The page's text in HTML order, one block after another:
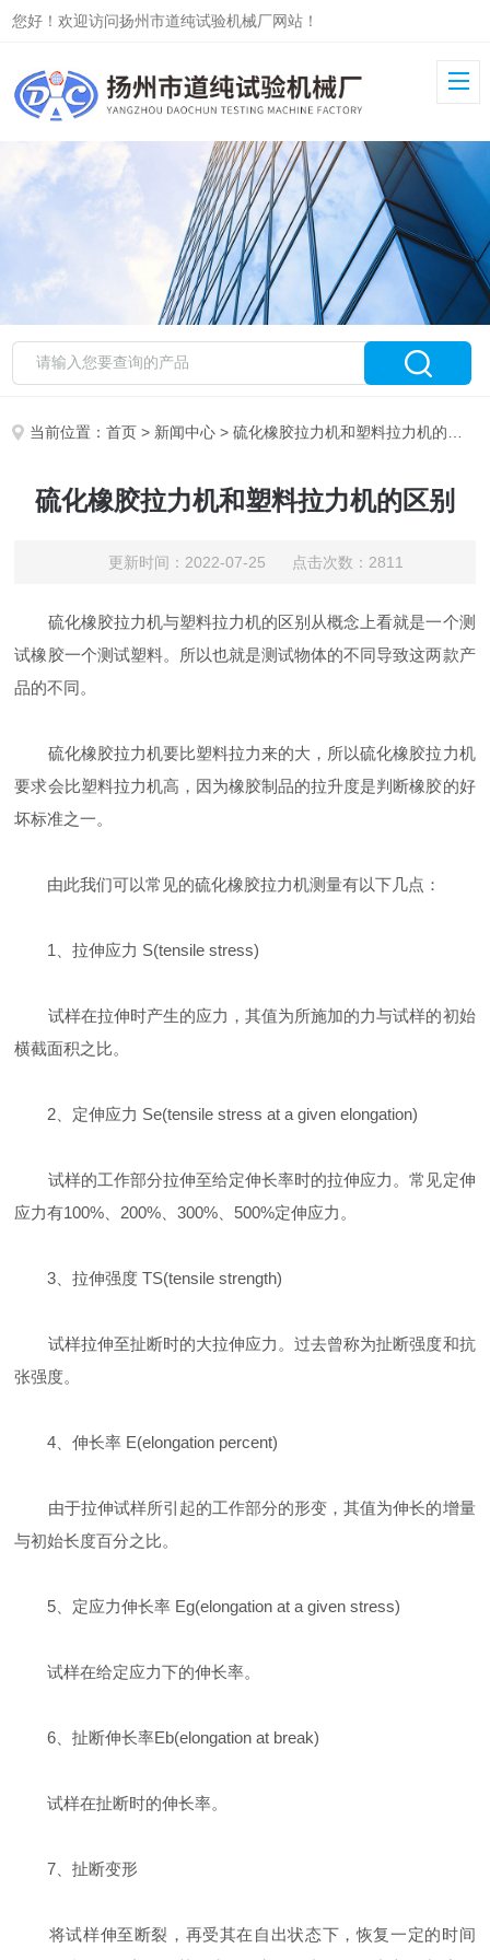
您好！欢迎访问扬州市道纯试验机械厂网站！
当前位置：首页 > 新闻中心 > 硫化橡胶拉力机和塑料拉力机的区别
硫化橡胶拉力机和塑料拉力机的区别
更新时间：2022-07-25 点击次数：2811
硫化橡胶拉力机与塑料拉力机的区别从概念上看就是一个测
试橡胶一个测试塑料。所以也就是测试物体的不同导致这两款产
品的不同。
硫化橡胶拉力机要比塑料拉力来的大，所以硫化橡胶拉力机
要求会比塑料拉力机高，因为橡胶制品的拉升度是判断橡胶的好
坏标准之一。
由此我们可以常见的硫化橡胶拉力机测量有以下几点：
1、拉伸应力 S(tensile stress)
试样在拉伸时产生的应力，其值为所施加的力与试样的初始
横截面积之比。
2、定伸应力 Se(tensile stress at a given elongation)
试样的工作部分拉伸至给定伸长率时的拉伸应力。常见定伸
应力有100%、200%、300%、500%定伸应力。
3、拉伸强度 TS(tensile strength)
试样拉伸至扯断时的大拉伸应力。过去曾称为扯断强度和抗
张强度。
4、伸长率 E(elongation percent)
由于拉伸试样所引起的工作部分的形变，其值为伸长的增量
与初始长度百分之比。
5、定应力伸长率 Eg(elongation at a given stress)
试样在给定应力下的伸长率。
6、扯断伸长率Eb(elongation at break)
试样在扯断时的伸长率。
7、扯断变形
将试样伸至断裂，再受其在自出状态下，恢复一定的时间